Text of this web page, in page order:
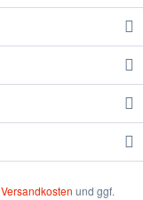
Versandkosten und ggf.